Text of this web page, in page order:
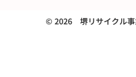
© 2026 堺リサイクル事